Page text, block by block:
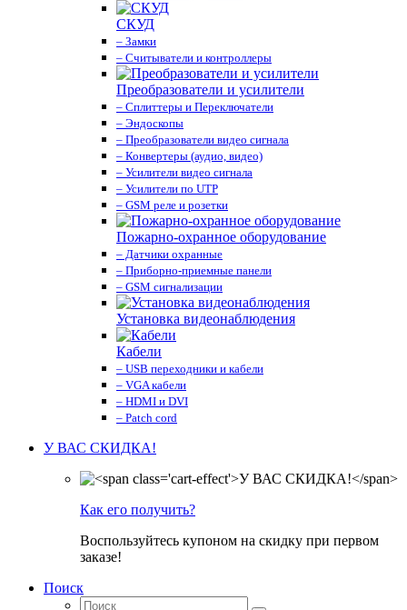
СКУД
– Замки
– Считыватели и контроллеры
Преобразователи и усилители
– Сплиттеры и Переключатели
– Эндоскопы
– Преобразователи видео сигнала
– Конвертеры (аудио, видео)
– Усилители видео сигнала
– Усилители по UTP
– GSM реле и розетки
Пожарно-охранное оборудование
– Датчики охранные
– Приборно-приемные панели
– GSM сигнализации
Установка видеонаблюдения
Кабели
– USB переходники и кабели
– VGA кабели
– HDMI и DVI
– Patch cord
У ВАС СКИДКА!
Как его получить?
Воспользуйтесь купоном на скидку при первом
заказе!
Поиск